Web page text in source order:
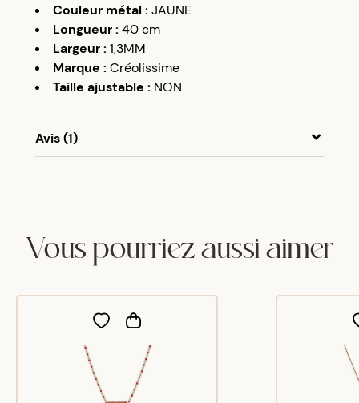
Couleur métal: JAUNE
Longueur: 40 cm
Largeur: 1,3MM
Marque : Créolissime
Taille ajustable : NON
Avis (1)
Vous pourriez aussi aimer